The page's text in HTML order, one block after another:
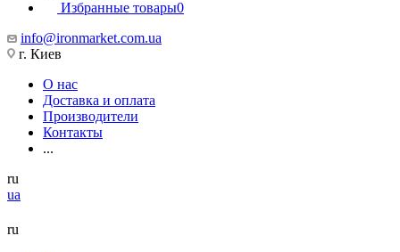
Избранные товары0
info@ironmarket.com.ua
г. Киев
О нас
Доставка и оплата
Производители
Контакты
...
ru
ua
ru